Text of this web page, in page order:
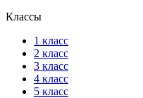
Классы
1 класс
2 класс
3 класс
4 класс
5 класс